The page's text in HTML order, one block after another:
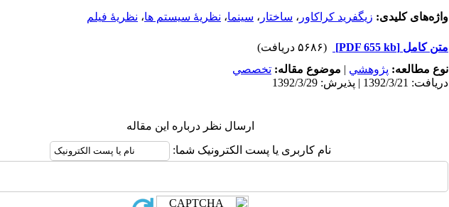
واژه‌های کلیدی: زیگفرید کراکاور ، ساختار ، سینما، نظریۀ سیستم ها، نظریۀ فیلم
متن کامل [PDF 655 kb]
(۵۶۸۶ دریافت)
نوع مطالعه: پژوهشي | موضوع مقاله: تخصصي
دریافت: 1392/3/21 | پذیرش: 1392/3/29
ارسال نظر درباره این مقاله
نام کاربری یا پست الکترونیک شما: